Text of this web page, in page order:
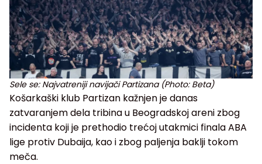
Sele se: Najvatreniji navijači Partizana (Photo: Beta)
Košarkaški klub Partizan kažnjen je danas
zatvaranjem dela tribina u Beogradskoj areni zbog
incidenta koji je prethodio trećoj utakmici finala ABA
lige protiv Dubaija, kao i zbog paljenja baklji tokom
meča.